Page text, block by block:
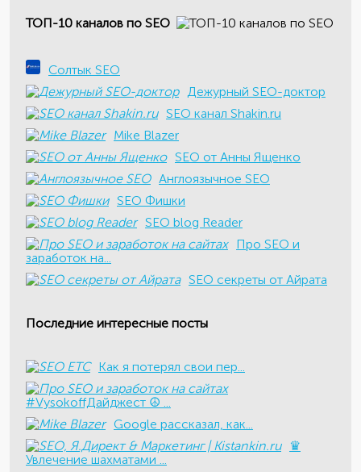
ТОП-10 каналов по SEO
Солтык SEO
Дежурный SEO-доктор
SEO канал Shakin.ru
Mike Blazer
SEO от Анны Ященко
Англоязычное SEO
SEO Фишки
SEO blog Reader
Про SEO и
заработок на...
SEO секреты от Айрата
Последние интересные посты
Как я потерял свои пер...
#VysokoffДайджест ☮️ ...
​Google рассказал, как...
♛
Увлечение шахматами ...